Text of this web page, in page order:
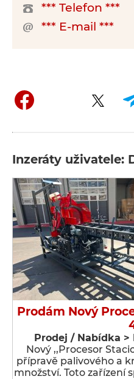
*** Telefon ***
*** E-mail ***
Inzeráty uživatele:
Prodám Nový
Prodej / Nabídka >
Nový ,,Procesor
přípravě palivového a
množství. Toto zařízení